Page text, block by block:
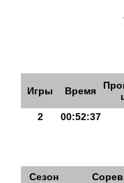
Игры Время
2
00:52:37
Сезон